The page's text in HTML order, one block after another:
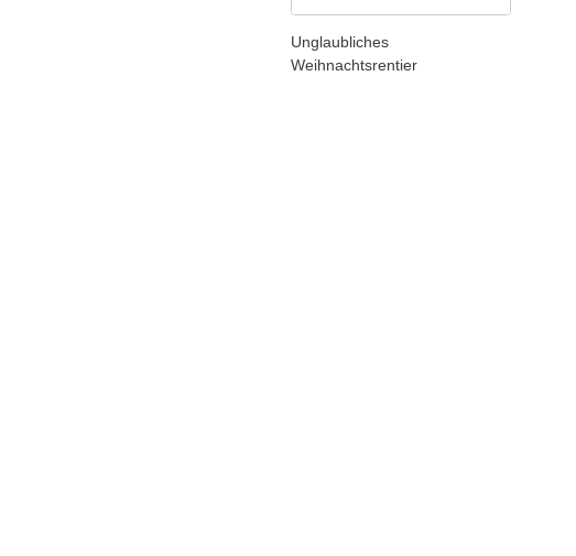
Unglaubliches
Weihnachtsrentier